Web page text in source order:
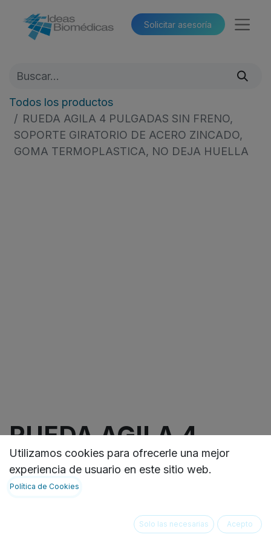
Solicitar asesoría​​
Todos los productos
RUEDA AGILA 4 PULGADAS SIN FRENO,
SOPORTE GIRATORIO DE ACERO ZINCADO,
GOMA TERMOPLASTICA, NO DEJA HUELLA
RUEDA AGILA 4
PULGADAS SIN
FRENO, SOPORTE
GIRATORIO DE
Utilizamos cookies para ofrecerle una mejor
experiencia de usuario en este sitio web.
Política de Cookies
Solo las necesarias Acepto